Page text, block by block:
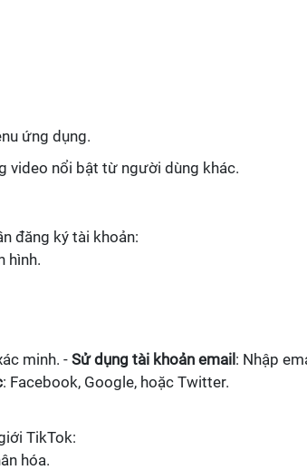
ứng dụng.
video nổi bật từ người dùng khác.
đăng ký tài khoản:
hình.
minh. -Sử dụng tài khoản email: Nhập
: Facebook, Google, hoặc Twitter.
TikTok:
hóa.